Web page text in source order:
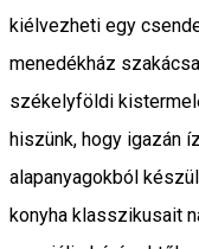
kiélvezheti egy
menedékház
székelyföldi
hiszünk, hogy igazán
alapanyagokból
konyha klasszikusait